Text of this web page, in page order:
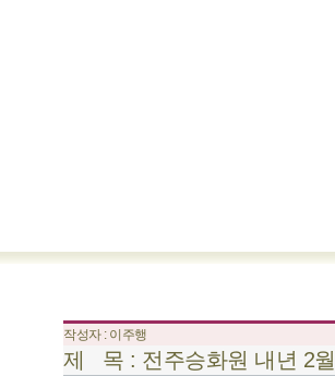
작성자 : 이주행
제 목 : 전주승화원 내년 2